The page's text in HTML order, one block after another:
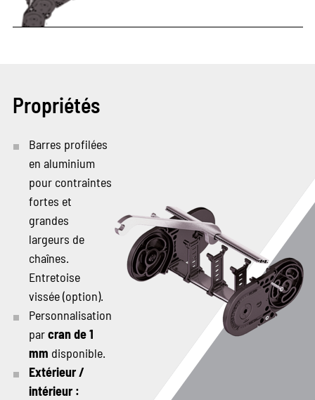
Propriétés
Barres profilées
en aluminium
pour contraintes
fortes et
grandes
largeurs de
chaînes.
Entretoise
vissée (option).
Personnalisation
parcran de 1
mm disponible.
Extérieur /
intérieur :